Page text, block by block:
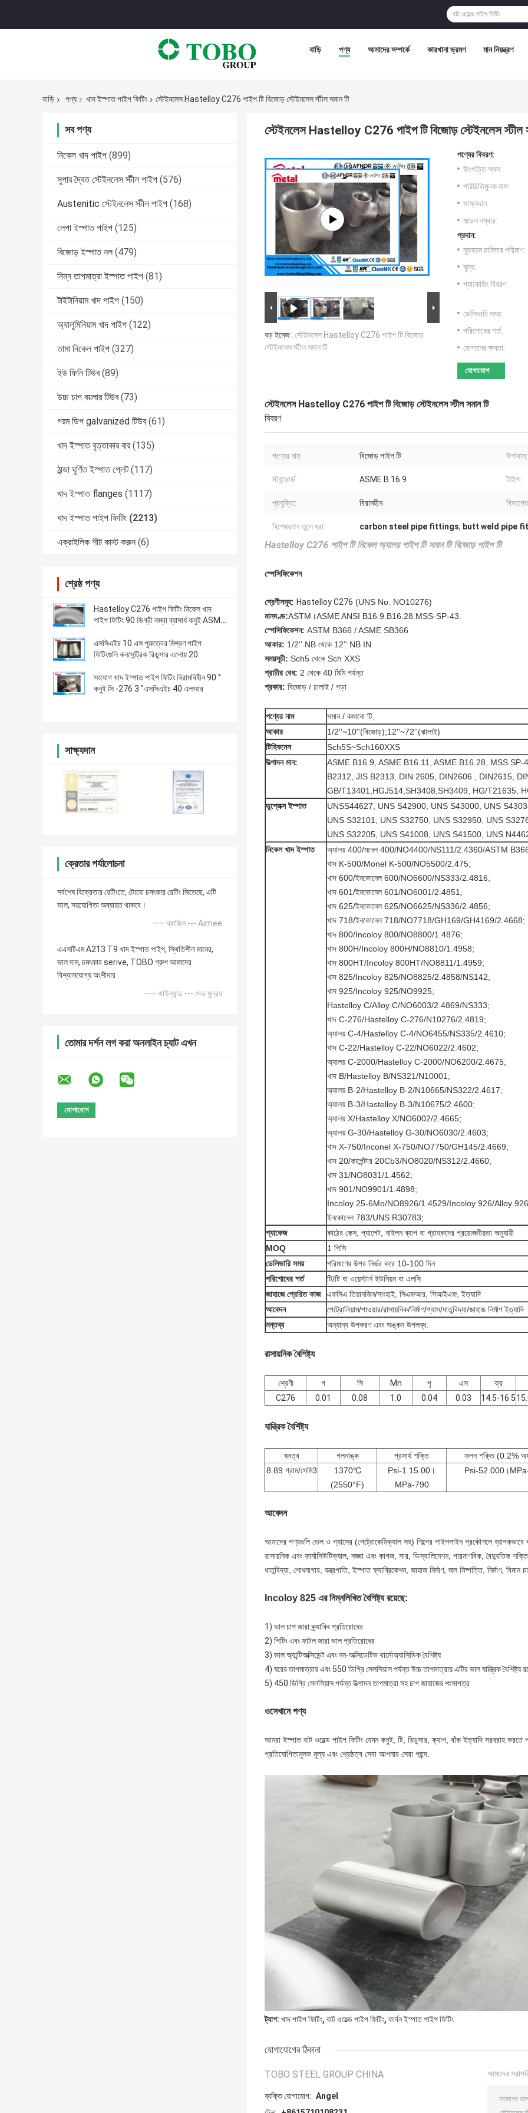
বাড়ি পণ্য আমাদের সম্পর্কে কারখানা ভ্রমণ মান নিয়ন্ত্রণ
বাড়ি পণ্য খাদ ইস্পাত পাইপ ফিটিং স্টেইনলেস Hastelloy C276 পাইপ টি বিজোড় স্টেইনলেস স্টীল সমান টি
সব পণ্য
নিকেল খাদ পাইপ (899)
সুপার দ্বৈত স্টেইনলেস স্টীল পাইপ (576)
Austenitic স্টেইনলেস স্টীল পাইপ (168)
লেপা ইস্পাত পাইপ (125)
বিজোড় ইস্পাত নল (479)
নিম্ন তাপমাত্রা ইস্পাত পাইপ (81)
টাইটানিয়াম খাদ পাইপ (150)
অ্যালুমিনিয়াম খাদ পাইপ (122)
তামা নিকেল পাইপ (327)
ইউ ফিনি টিউব (89)
উচ্চ চাপ বয়লার টিউব (73)
গরম ডিপ galvanized টিউব (61)
খাদ ইস্পাত বৃত্তাকার বার (135)
ঠান্ডা ঘূর্ণিত ইস্পাত প্লেট (117)
খাদ ইস্পাত flanges (1117)
খাদ ইস্পাত পাইপ ফিটিং (2213)
এক্রাইলিক শীট কাস্ট করুন (6)
শ্রেষ্ঠ পণ্য
Hastelloy C276 পাইপ ফিটিং নিকেল খাদ
পাইপ ফিটিং 90 ডিগ্রী লম্বা ব্যাসার্ধ কনুই ASME
এসসিএইচ 10 এস পুরুত্বের মিশ্রণ পাইপ
ফিটিংগুলি কনসেন্ট্রিক রিডুসার এলোয় 20
সংযোগ খাদ ইস্পাত পাইপ ফিটিং বিরামবিহীন 90 °
কনুই সি -276 3 "এসসিএইচ 40 এলআর
সাক্ষ্যদান
ক্রেতার পর্যালোচনা
সর্বশেষ বিক্রেতার রেটিংতে, টোবো চমৎকার রেটিং জিতেছে, এটি
ভাল, সহযোগিতা অব্যাহত থাকবে।
—— ব্রাজিল --- Aimee
এএসটিএম A213 T9 খাদ ইস্পাত পাইপ, স্থিতিশীল মানের,
ভাল দাম, চমৎকার serive, TOBO গ্রুপ আমাদের
বিশ্বাসযোগ্য অংশীদার
—— থাইল্যান্ড --- দেভ মুল্রয়
তোমার দর্শন লগ করা অনলাইন চ্যাট এখন
স্টেইনলেস Hastelloy C276 পাইপ টি বিজোড় স্টেইনলেস স্টীল
বড় ইমেজ : স্টেইনলেস Hastelloy C276 পাইপ টি বিজোড়
স্টেইনলেস স্টীল সমান টি
পণ্যের বিবরণ:
উৎপত্তি স্থল:
পরিচিতিমুলক নাম:
সাক্ষ্যদান:
মডেল নম্বার:
প্রদান:
ন্যূনতম চাহিদার পরিমাণ:
মূল্য:
প্যাকেজিং বিবরণ:
ডেলিভারি সময়:
পরিশোধের শর্ত:
যোগানের ক্ষমতা:
যোগাযোগ
স্টেইনলেস Hastelloy C276 পাইপ টি বিজোড় স্টেইনলেস স্টীল সমান টি
বিবরণ
পণ্যের নাম: বিজোড় পাইপ টি উপাদান:
স্ট্যান্ডার্ড: ASME B 16.9 টাইপ:
প্রযুক্তি: বিরামহীন
বিশেষভাবে তুলে ধরা: carbon steel pipe fittings, butt weld pipe
Hastelloy C276 পাইপ টি নিকেল অ্যালয় পাইপ টি সমান টি বিজোড় পাইপ টি
স্পেসিফিকেশন
শ্রেণীসমূহ: Hastelloy C276 (UNS No. NO10276)
মানদণ্ড:ASTM।ASME ANSI B16.9.B16.28.MSS-SP-43.
স্পেসিফিকেশন: ASTM B366 / ASME SB366
আকার: 1/2'' NB থেকে 12'' NB IN
সময়সূচী: Sch5 থেকে Sch XXS
প্রাচীর বেধ: 2 থেকে 40 মিমি পর্যন্ত
প্রকার: বিজোড় / ঢালাই / গড়া
পণ্যের নাম
সমান / কমানো টি,
আকার
1/2''~10''(বিজোড়);12''~72''(ঝালাই)
টিহিকনেস
Sch5S~Sch160XXS
উত্পাদন মান:
ASME B16.9, ASME B16.11, ASME B16.28, MSS SP-
B2312, JIS B2313, DIN 2605, DIN2606 , DIN2615,
GB/T13401,HGJ514,SH3408,SH3409, HG/T21635,
ডুপ্লেক্স ইস্পাত
UNSS44627, UNS S42900, UNS S43000, UNS
UNS S32101, UNS S32750, UNS S32950, ​​UNS
UNS S32205, UNS S41008, UNS S41500, UNS
নিকেল খাদ ইস্পাত
অ্যালয় 400/মনেল 400/NO4400/NS111/2.4360/ASTM
খাদ K-500/Monel K-500/NO5500/2.475;
খাদ 600/ইনকোনেল 600/NO6600/NS333/2.4816;
খাদ 601/ইনকোনেল 601/NO6001/2.4851;
খাদ 625/ইনকোনেল 625/NO6625/NS336/2.4856;
খাদ 718/ইনকোনেল 718/NO7718/GH169/GH4169/2.4668;
খাদ 800/Incoloy 800/NO8800/1.4876;
খাদ 800H/Incoloy 800H/NO8810/1.4958;
খাদ 800HT/Incoloy 800HT/NO8811/1.4959;
খাদ 825/Incoloy 825/NO8825/2.4858/NS142;
খাদ 925/Incoloy 925/NO9925;
Hastelloy C/Alloy C/NO6003/2.4869/NS333;
খাদ C-276/Hastelloy C-276/N10276/2.4819;
অ্যালয় C-4/Hastelloy C-4/NO6455/NS335/2.4610;
খাদ C-22/Hastelloy C-22/NO6022/2.4602;
অ্যালয় C-2000/Hastelloy C-2000/NO6200/2.4675;
খাদ B/Hastelloy B/NS321/N10001;
অ্যালয় B-2/Hastelloy B-2/N10665/NS322/2.4617;
অ্যালয় B-3/Hastelloy B-3/N10675/2.4600;
অ্যালয় X/Hastelloy X/NO6002/2.4665;
অ্যালয় G-30/Hastelloy G-30/NO6030/2.4603;
খাদ X-750/Inconel X-750/NO7750/GH145/2.4669;
খাদ 20/কার্পেন্টার 20Cb3/NO8020/NS312/2.4660;
খাদ 31/NO8031/1.4562;
খাদ 901/NO9901/1.4898;
Incoloy 25-6Mo/NO8926/1.4529/Incoloy 926/Alloy
ইনকোনেল 783/UNS R30783;
প্যাকেজ
কাঠের কেস, প্যালেট, নাইলন ব্যাগ বা গ্রাহকদের প্রয়োজনীয়তা অনুযায়ী
MOQ
1 পিসি
ডেলিভারি সময়
পরিমাণের উপর নির্ভর করে 10-100 দিন
পরিশোধের শর্ত
টি/টি বা ওয়েস্টার্ন ইউনিয়ন বা এলসি
জাহাজে প্রেরিত কাজ
এফসিএ তিয়ানজিন/সাংহাই, সিএফআর, সিআইএফ, ইত্যাদি
আবেদন
পেট্রোলিয়াম/পাওয়ার/রাসায়নিক/নির্মাণ/গ্যাস/ধাতুবিদ্যা/জাহাজ নির্মাণ ইত্যাদি
মন্তব্য
অন্যান্য উপকরণ এবং অঙ্কন উপলব্ধ.
রাসায়নিক বৈশিষ্ট্য
শ্রেণী গ সি Mn পৃ এস
ক্র
C276
0.01 0.08 1.0 0.04 0.03 14.5-16.5
যান্ত্রিক বৈশিষ্ট্য
ঘনত্ব গলনাঙ্ক প্রসার্য শক্তি
ফলন শক্তি (0.2%
8.89 গ্রাম/সেমি3
1370℃
(2550°F)
Psi-1.15.00।
MPa-790
Psi-
আবেদন
আমাদের পণ্যগুলি তেল ও গ্যাসের (পেট্রোকেমিক্যাল সহ) শিল্পের পাইপলাইন প্রকৌশলে
রাসায়নিক এবং ফার্মাসিউটিক্যাল, সজ্জা এবং কাগজ, সার, ডিস্যালিনেশন, পারমাণবিক, বৈদ্যুতিক
ধাতুবিদ্যা, শোধনাগার, যন্ত্রপাতি, ইস্পাত ফ্যাব্রিকেশন, জাহাজ নির্মাণ, জল নিষ্পত্তি, নির্মাণ, বিমান
Incoloy 825 এর নিম্নলিখিত বৈশিষ্ট্য রয়েছে:
1) ভাল চাপ জারা ক্র্যাকিং প্রতিরোধের
2) পিটিং এবং ফাটল জারা ভাল প্রতিরোধের
3) ভাল অ্যান্টিঅক্সিডেন্ট এবং নন-অক্সিডেটিভ থার্মোঅ্যাসিডিক বৈশিষ্ট্য
4) ঘরের তাপমাত্রায় এবং 550 ডিগ্রি সেলসিয়াস পর্যন্ত উচ্চ তাপমাত্রায় এটির ভাল যান্ত্রিক বৈশিষ্ট্য
5) 450 ডিগ্রি সেলসিয়াস পর্যন্ত উত্পাদন তাপমাত্রা সহ চাপ জাহাজের শংসাপত্র
ওসেখানে পণ্য
আমরা ইস্পাত বাট ওয়েল্ড পাইপ ফিটিং যেমন কনুই, টি, রিডুসার, ক্যাপ, বাঁক ইত্যাদি সরবরাহ করতে
প্রতিযোগিতামূলক মূল্য এবং শ্রেষ্ঠত্ব সেবা আপনার সেরা পছন্দ.
ট্যাগ: খাদ পাইপ ফিটিং, বাট ওয়েল্ড পাইপ ফিটিং, কার্বন ইস্পাত পাইপ ফিটিং
যোগাযোগের ঠিকানা
TOBO STEEL GROUP CHINA
ব্যক্তি যোগাযোগ: Angel
আমাদের